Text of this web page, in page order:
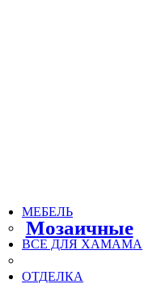
Мозаичные
МЕБЕЛЬ
ВСЕ ДЛЯ ХАМАМА
ОТДЕЛКА